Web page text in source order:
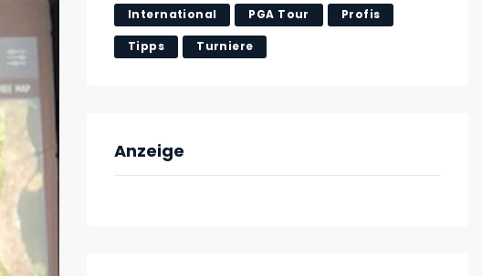
International PGA Tour Profis
Tipps Turniere
Anzeige